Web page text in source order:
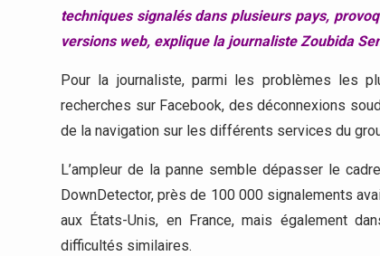
techniques signalés dans plusieurs pays,
versions web, explique la journaliste Zoubida
Pour la journaliste, parmi les problèmes les
recherches sur Facebook, des déconnexions
de la navigation sur les différents services du
L’ampleur de la panne semble dépasser le
DownDetector, près de 100 000 signalements
aux États-Unis, en France, mais également
difficultés similaires.